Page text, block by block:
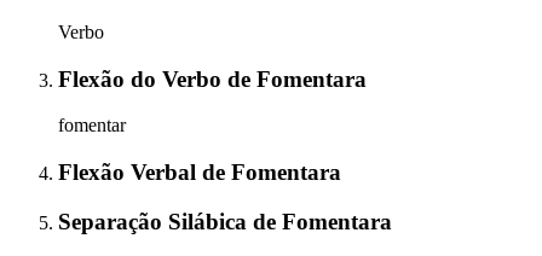
Verbo
Flexão do Verbo de Fomentara
fomentar
Flexão Verbal de Fomentara
Separação Silábica de Fomentara